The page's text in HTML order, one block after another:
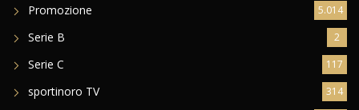
Promozione 5.014
Serie B 2
Serie C 117
sportinoro TV 314